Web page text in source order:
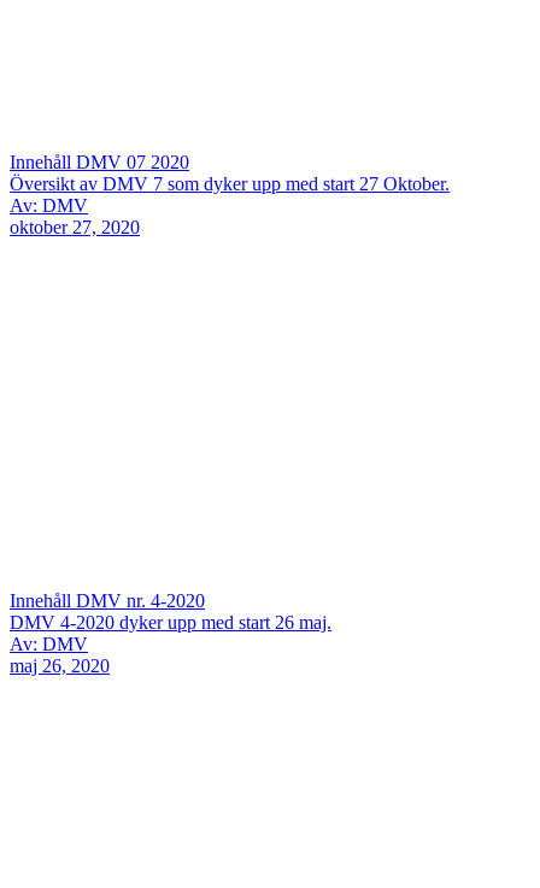
Innehåll DMV 07 2020
Översikt av DMV 7 som dyker upp med start 27 Oktober.
Av: DMV
oktober 27, 2020
Innehåll DMV nr. 4-2020
DMV 4-2020 dyker upp med start 26 maj.
Av: DMV
maj 26, 2020